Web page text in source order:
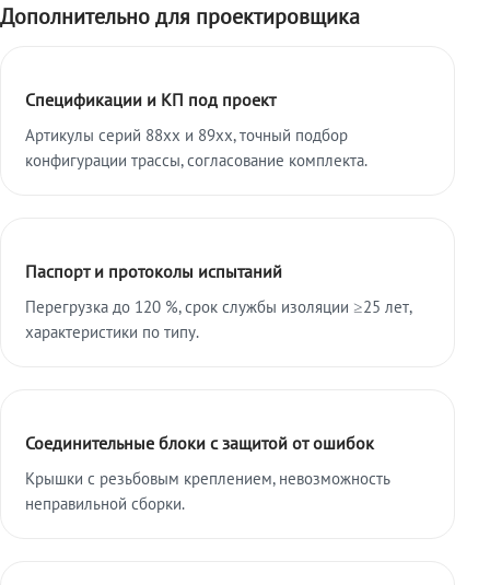
Дополнительно для проектировщика
Спецификации и КП под проект
Артикулы серий 88xx и 89xx, точный подбор
конфигурации трассы, согласование комплекта.
Паспорт и протоколы испытаний
Перегрузка до 120 %, срок службы изоляции ≥25 лет,
характеристики по типу.
Соединительные блоки с защитой от ошибок
Крышки с резьбовым креплением, невозможность
неправильной сборки.